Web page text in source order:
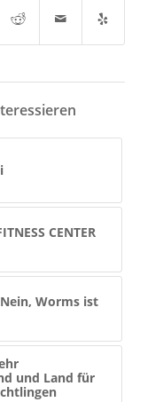
CENTER
Worms ist
und Land für